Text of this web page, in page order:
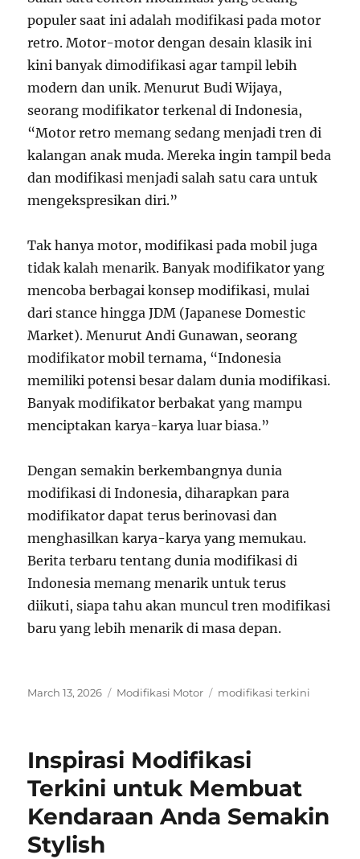
populer saat ini adalah modifikasi pada motor
retro. Motor-motor dengan desain klasik ini
kini banyak dimodifikasi agar tampil lebih
modern dan unik. Menurut Budi Wijaya,
seorang modifikator terkenal di Indonesia,
“Motor retro memang sedang menjadi tren di
kalangan anak muda. Mereka ingin tampil beda
dan modifikasi menjadi salah satu cara untuk
mengekspresikan diri.”
Tak hanya motor, modifikasi pada mobil juga
tidak kalah menarik. Banyak modifikator yang
mencoba berbagai konsep modifikasi, mulai
dari stance hingga JDM (Japanese Domestic
Market). Menurut Andi Gunawan, seorang
modifikator mobil ternama, “Indonesia
memiliki potensi besar dalam dunia modifikasi.
Banyak modifikator berbakat yang mampu
menciptakan karya-karya luar biasa.”
Dengan semakin berkembangnya dunia
modifikasi di Indonesia, diharapkan para
modifikator dapat terus berinovasi dan
menghasilkan karya-karya yang memukau.
Berita terbaru tentang dunia modifikasi di
Indonesia memang menarik untuk terus
diikuti, siapa tahu akan muncul tren modifikasi
baru yang lebih menarik di masa depan.
Posted
March 13, 2026 Categories
Modifikasi Motor Tags
modifikasi terkini
Inspirasi Modifikasi
Terkini untuk Membuat
Kendaraan Anda Semakin
Stylish